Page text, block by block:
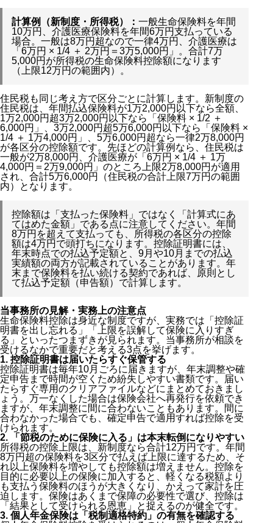
計算例（新制度・所得税）： 一般生命保険料を年間
10万円、介護医療保険料を年間6万円支払っている
場合。一般は8万円超なので一律4万円、介護医療は
「6万円 × 1/4 ＋ 2万円＝3万5,000円」。合計7万
5,000円が所得税の生命保険料控除額になります
（上限12万円の範囲内）。
住民税も同じ考え方で区分ごとに計算します。新制度の
住民税は、年間払込保険料が1万2,000円以下なら全額、
1万2,000円超3万2,000円以下なら「保険料 × 1/2 ＋
6,000円」、3万2,000円超5万6,000円以下なら「保険料 ×
1/4 ＋ 1万4,000円」、5万6,000円超なら一律2万8,000円
が各区分の控除額です。先ほどの計算例なら、住民税は
一般が2万8,000円、介護医療が「6万円 × 1/4 ＋ 1万
4,000円＝2万9,000円」のところ上限2万8,000円が適用
され、合計5万6,000円（住民税の合計上限7万円の範囲
内）となります。
控除額は「支払った保険料」ではなく「計算式にあ
てはめた金額」である点に注意してください。年間
8万円を超えて支払っても、所得税の各区分の控除
額は4万円で頭打ちになります。控除証明書には、
年末時点での払込予定額と、9月や10月までの払込
実績額の両方が記載されていることがあります。年
末まで保険料を払い続ける契約であれば、原則とし
て払込予定額（申告額）で計算します。
当事務所の見解・実務上の注意点
生命保険料控除は身近な制度ですが、実務では「控除証
明書を出し忘れる」「上限を誤解して保険に入りすぎ
る」といったつまずきが見られます。当事務所が相談を
受けるなかで重要だと考える3点を挙げます。
1. 控除証明書は届いたらすぐ保管する
控除証明書は毎年10月ごろに届きますが、年末調整や確
定申告まで時間が空くため紛失しやすい書類です。届い
たらすぐ専用のクリアファイルなどにまとめておきまし
ょう。万一なくした場合は保険会社へ再発行を依頼でき
ますが、年末調整に間に合わないこともあります。間に
合わなかった場合でも、確定申告で適用すれば控除を受
けられます。
2. 「節税のために保険に入る」は本末転倒になりやすい
所得税の控除上限は、新制度なら合計12万円です。年間
8万円超の保険料を3区分で払えば上限に達するため、そ
れ以上保険料を増やしても控除額は増えません。控除を
目的に必要以上の保険に加入すると、軽くなる税額より
も支払う保険料のほうが大きくなり、かえって家計を圧
迫します。保険はあくまで保障の必要性で選び、控除は
「結果として受けられる恩恵」と捉えるのが健全です。
3. 個人年金保険は「税制適格特約」の有無を確認する